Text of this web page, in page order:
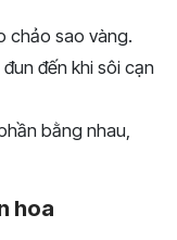
chảo sao vàng.
đến khi sôi cạn
bằng nhau,
hoa